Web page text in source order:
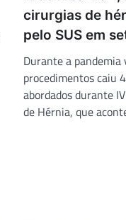
cirurgias de
pelo SUS em
Durante a pandemia
procedimentos caiu
abordados durante
de Hérnia, que